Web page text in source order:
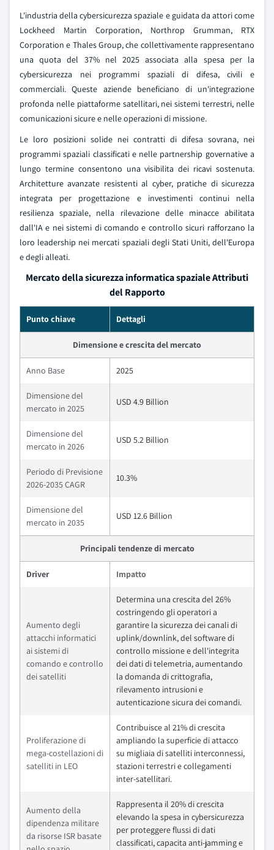
L'industria della cybersicurezza spaziale e guidata da attori come
Lockheed Martin Corporation, Northrop Grumman, RTX
Corporation e Thales Group, che collettivamente rappresentano
una quota del 37% nel 2025 associata alla spesa per la
cybersicurezza nei programmi spaziali di difesa, civili e
commerciali. Queste aziende beneficiano di un'integrazione
profonda nelle piattaforme satellitari, nei sistemi terrestri, nelle
comunicazioni sicure e nelle operazioni di missione.
Le loro posizioni solide nei contratti di difesa sovrana, nei
programmi spaziali classificati e nelle partnership governative a
lungo termine consentono una visibilita dei ricavi sostenuta.
Architetture avanzate resistenti al cyber, pratiche di sicurezza
integrata per progettazione e investimenti continui nella
resilienza spaziale, nella rilevazione delle minacce abilitata
dall'IA e nei sistemi di comando e controllo sicuri rafforzano la
loro leadership nei mercati spaziali degli Stati Uniti, dell'Europa
e degli alleati.
Mercato della sicurezza informatica spaziale Attributi
del Rapporto
Punto chiave Dettagli
Dimensione e crescita del mercato
Anno Base 2025
Dimensione del
mercato in 2025
USD 4.9 Billion
Dimensione del
mercato in 2026
USD 5.2 Billion
Periodo di Previsione
2026-2035 CAGR
10.3%
Dimensione del
mercato in 2035
USD 12.6 Billion
Principali tendenze di mercato
Driver Impatto
Aumento degli
attacchi informatici
ai sistemi di
comando e controllo
dei satelliti
Determina una crescita del 26%
costringendo gli operatori a
garantire la sicurezza dei canali di
uplink/downlink, del software di
controllo missione e dell'integrita
dei dati di telemetria, aumentando
la domanda di crittografia,
rilevamento intrusioni e
autenticazione sicura dei comandi.
Proliferazione di
mega-costellazioni di
satelliti in LEO
Contribuisce al 21% di crescita
ampliando la superficie di attacco
su migliaia di satelliti interconnessi,
stazioni terrestri e collegamenti
inter-satellitari.
Aumento della
dipendenza militare
da risorse ISR basate
Rappresenta il 20% di crescita
elevando la spesa in cybersicurezza
per proteggere flussi di dati
classificati, capacita anti-jamming e